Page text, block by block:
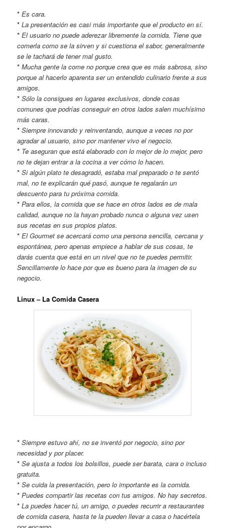
* Es cara.
* La presentación es casi más importante que el producto en sí.
* El usuario no puede aderezar libremente la comida. Tiene que
comerla como se la sirven y si cuestiona el sabor, generalmente
se le tachará de tener mal gusto.
* Mucha gente la come no porque crea que es más sabrosa, sino
porque al hacerlo aparenta ser un entendido culinario frente a sus
amigos.
* Sólo la consigues en lugares exclusivos, donde cosas
comunes que podrías conseguir en otros lados salen muchísimo
más caras.
* Siempre innovando y reinventando, aunque a veces no por
agradar al usuario, sino por mantener vivo el negocio.
* Te aseguran que está elaborado con lo mejor de lo mejor, pero
no te dejan entrar a la cocina a ver cómo lo hacen.
* Si algún plato te desagradó, estaba mal preparado o te sentó
mal, no te explicarán qué pasó, aunque te regalarán un
descuento para tu próxima comida.
* Para ellos, la comida que se hace en otros lados es de mala
calidad, aunque no la hayan probado nunca o alguna vez usen
sus recetas en sus propios platos.
* El Gourmet se acercará como una persona sencilla, cercana y
espontánea, pero apenas empiece a hablar de sus cosas, te
darás cuenta que está en un nivel que no te puedes permitir.
Sencillamente lo hace por que es bueno para la imagen de su
negocio.
Linux – La Comida Casera
* Siempre estuvo ahí, no se inventó por negocio, sino por
necesidad y por placer.
* Se ajusta a todos los bolsillos, puede ser barata, cara o incluso
gratuita.
* Se cuida la presentación, pero lo importante es la comida.
* Puedes compartir las recetas con tus amigos. No hay secretos.
* La puedes hacer tú, un amigo, o puedes recurrir a restaurantes
de comida casera, hasta te la pueden llevar a casa o hacértela